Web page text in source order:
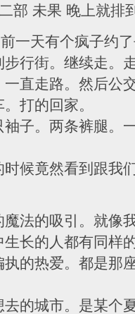
部 未果 晚上就排
一天有个疯子约
行街。继续走。
直走路。然后公
打的回家。
子。两条裤腿。
候竟然看到跟我
法的吸引。就像
长的人都有同样
执的热爱。都是那
的城市。是某个